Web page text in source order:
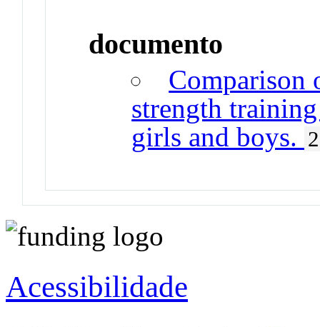
documento
Comparison
strength
girls and boys.
Acessibilidade